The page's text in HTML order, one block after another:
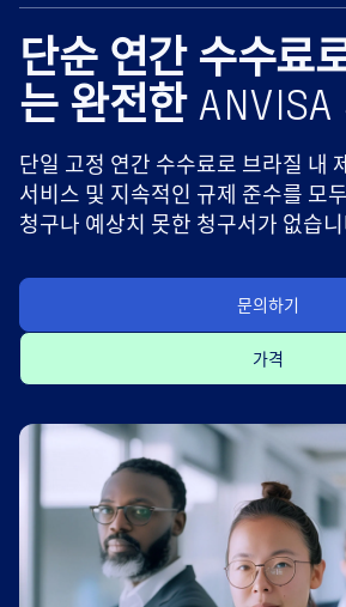
단순 연간 수수료
는 완전한 ANVISA
단일 고정 연간 수수료로 브라질 내
서비스 및 지속적인 규제 준수를 모
청구나 예상치 못한 청구서가 없습
문의하기
가격